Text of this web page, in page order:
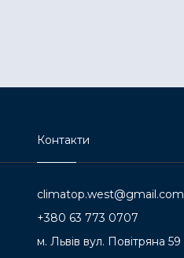
Контакти
climatop.west@gmail.com
+380 63 773 0707
м. Львів вул. Повітряна 59